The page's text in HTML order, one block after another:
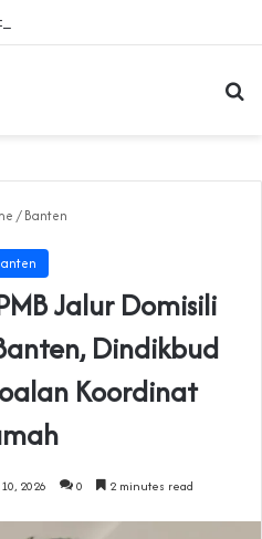
/ Banten
Jalur Domisili
Dindikbud
Koordinat
2026 0 2 minutes read